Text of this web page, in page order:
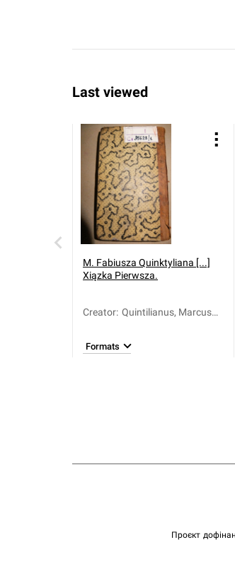
Last viewed
M. Fabiusza Quinktyliana [...]
Xiązka Pierwsza.
Creator: Quintilianus, Marcus
Formats
Проєкт